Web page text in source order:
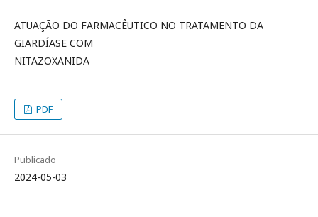
ATUAÇÃO DO FARMACÊUTICO NO TRATAMENTO DA
GIARDÍASE COM
NITAZOXANIDA
PDF
Publicado
2024-05-03